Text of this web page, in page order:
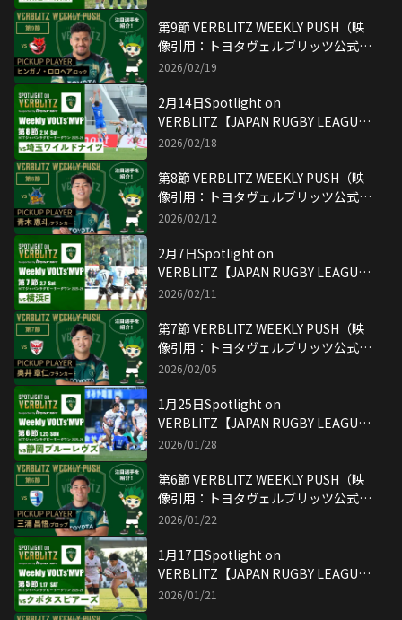
第9節 VERBLITZ WEEKLY PUSH（映
像引用：トヨタヴェルブリッツ公式
YouTubeチャンネル）
2026/02/19
2月14日Spotlight on
VERBLITZ【JAPAN RUGBY LEAGUE
ONE】映像引用：トヨタヴェルブリッ
2026/02/18
第8節 VERBLITZ WEEKLY PUSH（映
像引用：トヨタヴェルブリッツ公式
YouTubeチャンネル）
2026/02/12
2月7日Spotlight on
VERBLITZ【JAPAN RUGBY LEAGUE
ONE】映像引用：トヨタヴェルブリッ
2026/02/11
第7節 VERBLITZ WEEKLY PUSH（映
像引用：トヨタヴェルブリッツ公式
YouTubeチャンネル）
2026/02/05
1月25日Spotlight on
VERBLITZ【JAPAN RUGBY LEAGUE
ONE】映像引用：トヨタヴェルブリッ
2026/01/28
第6節 VERBLITZ WEEKLY PUSH（映
像引用：トヨタヴェルブリッツ公式
YouTubeチャンネル）
2026/01/22
1月17日Spotlight on
VERBLITZ【JAPAN RUGBY LEAGUE
ONE】映像引用：トヨタヴェルブリッ
2026/01/21